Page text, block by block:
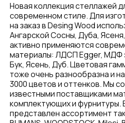
Новая коллекция стеллажей
современном стиле. Для
на заказ в Desing Wood
Ангарской Сосны, Дуба,
активно применяются
материалы: ЛДСП Egger,
Бук, Ясень, Дуб. Цветовая
тоже очень разнообразна и
3000 цветов и оттенков. Мы
известными поставщиками
комплектующих и фурнитуры.
представлен ассортимент